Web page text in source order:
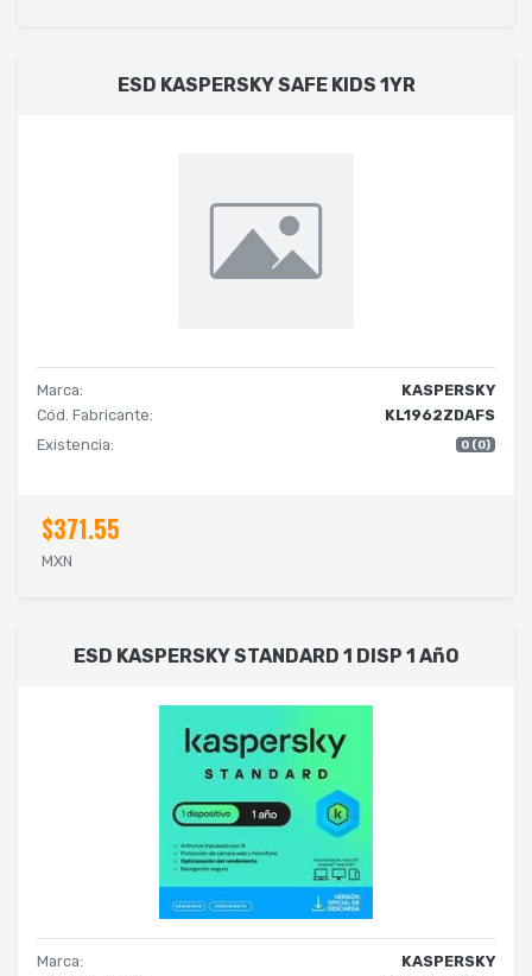
ESD KASPERSKY SAFE KIDS 1YR
Marca:
KASPERSKY
Cód. Fabricante:
KL1962ZDAFS
Existencia:
0 (0)
$371.55
MXN
ESD KASPERSKY STANDARD 1 DISP 1 AñO
Marca:
KASPERSKY